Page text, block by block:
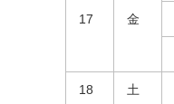
17 金
18 土